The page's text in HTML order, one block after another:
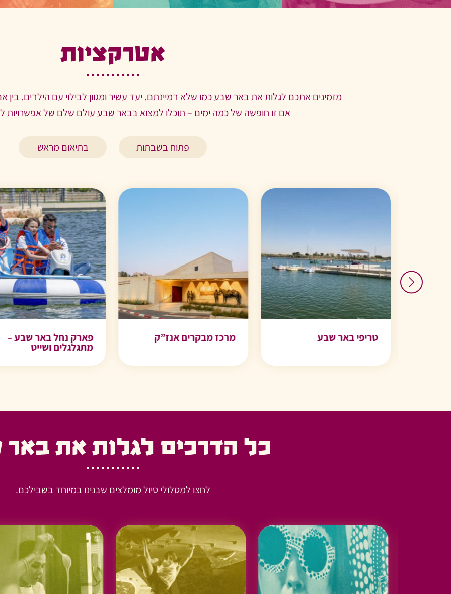
עדכני ומגוון סיורי טעימות.
הפתעות ברחבי העיר. תרשו לעצמכם
החשיכה.
אטרקציות
מזמינים אתכם לגלות את באר שבע כמו שלא דמיינתם. יעד עשיר ומגוון לבילוי עם הילדים. בין
אם זו חופשה של כמה ימים – תוכלו למצוא בבאר שבע עולם שלם של אפשרויות
פתוח בשבתות בתיאום מראש
מרכז מבקרים אנז”ק פארק נחל באר שבע –
מתגלגלים ושייט
מדבריום- פארק חיות לונדע- מוזיאון הילדים של צלמנייה
כל הדרכים לגלות את
לחצו למסלולי טיול מומלצים שבנינו במיוחד בשבילכם.
מוזיאון הנגב/גלריות
מוטור סיטי/קיר טיפוס/רכיבת